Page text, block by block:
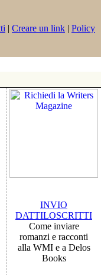
| Creare un link | Policy
INVIO
DATTILOSCRITTI
Come inviare
romanzi e racconti
alla WMI e a Delos
Books